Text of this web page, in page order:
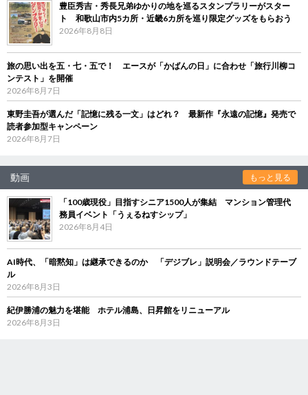
豊臣秀吉・秀長兄弟ゆかりの地を巡るスタンプラリーがスター
ト 和歌山市内5カ所・近畿6カ所を巡り限定グッズをもらおう
2026年8月8日
旅の思い出を五・七・五で！ エースが「かばんの日」に合わせ「旅行川柳コ
ンテスト」を開催
2026年8月7日
東野圭吾が選んだ「記憶に残る一文」はどれ？ 最新作『永遠の記憶』発売で
読者参加型キャンペーン
2026年8月7日
動画 もっと見る
「100歳現役」目指すシニア1500人が集結 マンション管理代
務員イベント「うぇるねすシップ」
2026年8月4日
AI時代、「暗黙知」は継承できるのか 「デジブレ」説明会／ラウンドテーブ
ル
2026年8月3日
紀伊勝浦の魅力を堪能 ホテル浦島、日昇館をリニューアル
2026年8月3日